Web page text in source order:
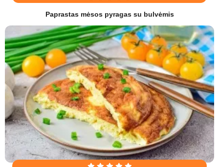
Paprastas mėsos pyragas su bulvėmis